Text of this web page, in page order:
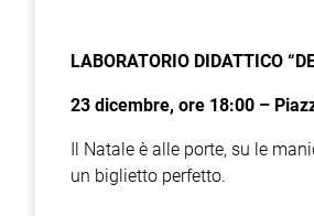
LABORATORIO DIDATTICO
23 dicembre, ore 18:00 –
Il Natale è alle porte, su le
un biglietto perfetto.